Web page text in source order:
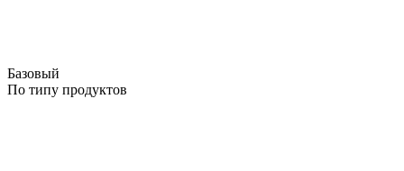
Базовый
По типу продуктов